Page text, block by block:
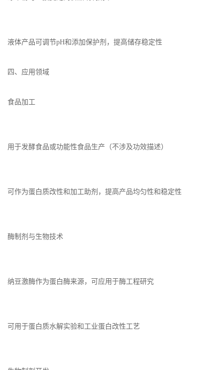
液体产品可调节pH和添加保护剂，提高储存稳定性
四、应用领域
食品加工
用于发酵食品或功能性食品生产（不涉及功效描述）
可作为蛋白质改性和加工助剂，提高产品均匀性和稳定性
酶制剂与生物技术
纳豆激酶作为蛋白酶来源，可应用于酶工程研究
可用于蛋白质水解实验和工业蛋白改性工艺